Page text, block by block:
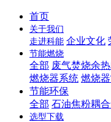
首页
关于我们
走进科能 企业文化
节能燃烧
全部 废气焚烧余
燃烧器系统 燃烧
节能环保
全部 石油焦粉耦
选型下载